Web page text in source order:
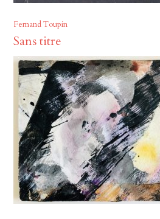
Fernand Toupin
Sans titre